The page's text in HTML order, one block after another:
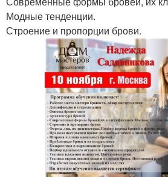
Модные тенденции.
Строение и пропорции брови.